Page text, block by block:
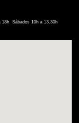
Sábados 10h a 13.30h